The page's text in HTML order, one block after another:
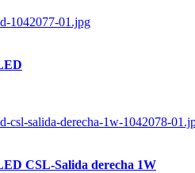
CSL-Salida derecha 1W